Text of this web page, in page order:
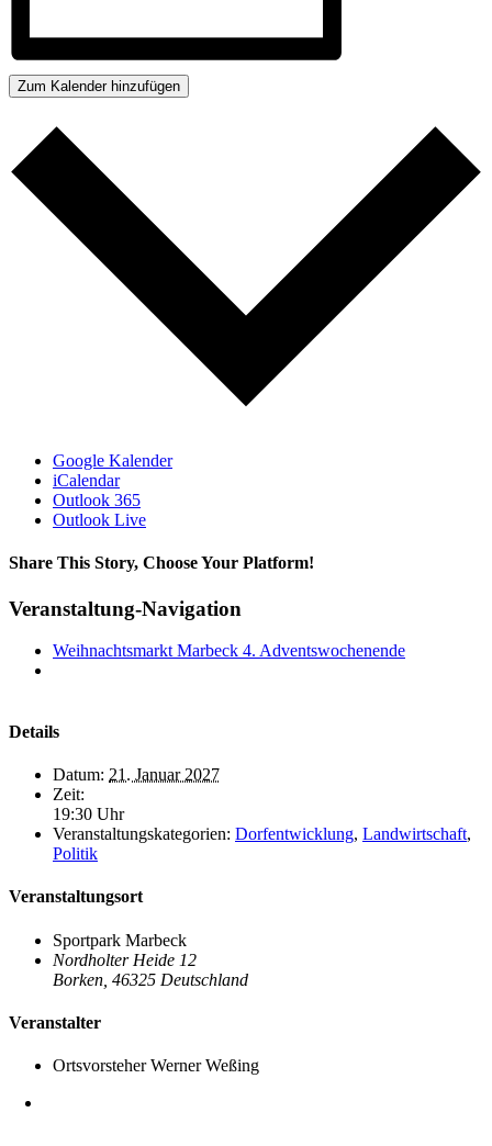
Zum Kalender hinzufügen
Google Kalender
iCalendar
Outlook 365
Outlook Live
Share This Story, Choose Your Platform!
Facebook
X
Bluesky
Reddit
LinkedIn
WhatsApp
Telegram
Tumblr
Xing
Email
Copy
Veranstaltung-Navigation
Weihnachtsmarkt Marbeck 4. Adventswochenende
Details
Datum: 21. Januar 2027
Zeit:
19:30 Uhr
Veranstaltungskategorien: Dorfentwicklung, Landwirtschaft,
Politik
Veranstaltungsort
Sportpark Marbeck
Nordholter Heide 12
Borken 46325 Deutschland
Veranstalter
Ortsvorsteher Werner Weßing